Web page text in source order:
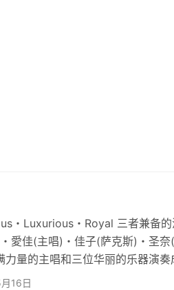
・Luxurious・Royal 三者兼备的
愛佳(主唱)・佳子(萨克斯)・圣奈
量的主唱和三位华丽的乐器演奏
– Impression – ON 组合名「
16日